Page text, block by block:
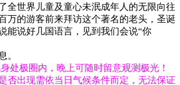
全世界儿童及童心未泯成年人的无限向往
万的游客前来拜访这个著名的老头，圣诞
能说好几国语言，见到我们会说“你
。
处极圈内，晚上可随时留意观测极光！
否出现需依当日气候条件而定，无法保证